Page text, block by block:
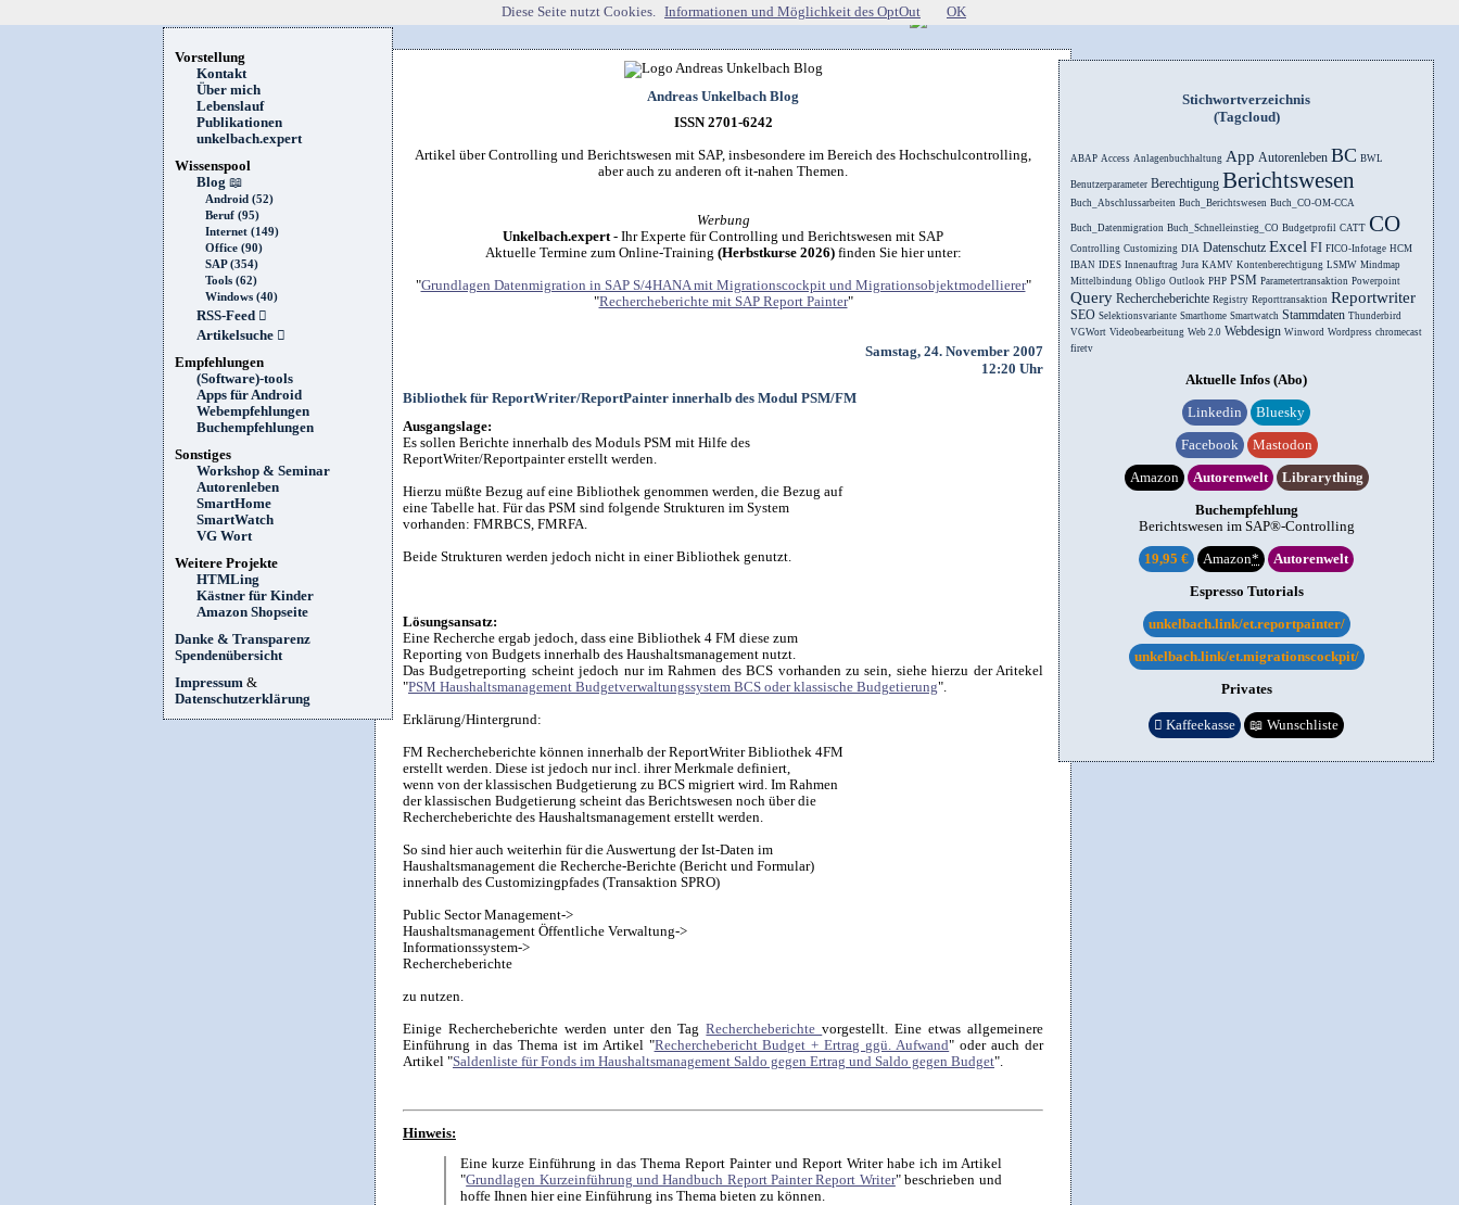
Vorstellung
Kontakt
Über mich
Lebenslauf
Publikationen
unkelbach.expert
Wissenspool
Blog 📖
Android (52)
Beruf (95)
Internet (149)
Office (90)
SAP (354)
Tools (62)
Windows (40)
RSS-Feed 
Artikelsuche 
Empfehlungen
(Software)-tools
Apps für Android
Webempfehlungen
Buchempfehlungen
Sonstiges
Workshop & Seminar
Autorenleben
SmartHome
SmartWatch
VG Wort
Weitere Projekte
HTMLing
Kästner für Kinder
Amazon Shopseite
Danke & Transparenz
Spendenübersicht
Impressum &
Datenschutzerklärung
Andreas Unkelbach Blog
ISSN 2701-6242
Artikel über Controlling und Berichtswesen mit SAP, insbesondere im Bereich des Hochschulcontrolling,
aber auch zu anderen oft it-nahen Themen.
Werbung
Unkelbach.expert- Ihr Experte für Controlling und Berichtswesen mit SAP
Aktuelle Termine zum Online-Training (Herbstkurse 2026)finden Sie hier unter:
"Grundlagen Datenmigration in SAP S/4HANA mit Migrationscockpit und Migrationsobjektmodellierer"
"Rechercheberichte mit SAP Report Painter"
Samstag, 24. November 2007
12:20 Uhr
Bibliothek für ReportWriter/ReportPainter innerhalb des Modul PSM/FM
Ausgangslage:
Es sollen Berichte innerhalb des Moduls PSM mit Hilfe des
ReportWriter/Reportpainter erstellt werden.
Hierzu müßte Bezug auf eine Bibliothek genommen werden, die Bezug auf
eine Tabelle hat. Für das PSM sind folgende Strukturen im System
vorhanden: FMRBCS, FMRFA.
Beide Strukturen werden jedoch nicht in einer Bibliothek genutzt.
Lösungsansatz:
Eine Recherche ergab jedoch, dass eine Bibliothek 4 FM diese zum
Reporting von Budgets innerhalb des Haushaltsmanagement nutzt.
Das Budgetreporting scheint jedoch nur im Rahmen des BCS vorhanden zu sein, siehe hierzu der Aritekel
"PSM Haushaltsmanagement Budgetverwaltungssystem BCS oder klassische Budgetierung".
Erklärung/Hintergrund:
FM Rechercheberichte können innerhalb der ReportWriter Bibliothek 4FM
erstellt werden. Diese ist jedoch nur incl. ihrer Merkmale definiert,
wenn von der klassischen Budgetierung zu BCS migriert wird. Im Rahmen
der klassischen Budgetierung scheint das Berichtswesen noch über die
Rechercheberichte des Haushaltsmanagement erstellt werden.
So sind hier auch weiterhin für die Auswertung der Ist-Daten im
Haushaltsmanagement die Recherche-Berichte (Bericht und Formular)
innerhalb des Customizingpfades (Transaktion SPRO)
Public Sector Management->
Haushaltsmanagement Öffentliche Verwaltung->
Informationssystem->
Rechercheberichte
zu nutzen.
Einige Rechercheberichte werden unter den TagRechercheberichtevorgestellt. Eine etwas allgemeinere
Einführung in das Thema ist im Artikel "Recherchebericht Budget + Ertrag ggü. Aufwand" oder auch der
Artikel "Saldenliste für Fonds im Haushaltsmanagement Saldo gegen Ertrag und Saldo gegen Budget".
Hinweis:
Eine kurze Einführung in das Thema Report Painter und Report Writer habe ich im Artikel
"Grundlagen Kurzeinführung und Handbuch Report Painter Report Writer" beschrieben und
hoffe Ihnen hier eine Einführung ins Thema bieten zu können.
Stichwortverzeichnis
(Tagcloud)
ABAP Access Anlagenbuchhaltung App Autorenleben BC BWL
Benutzerparameter Berechtigung Berichtswesen
Buch_Abschlussarbeiten Buch_Berichtswesen Buch_CO-OM-CCA
Buch_Datenmigration Buch_Schnelleinstieg_CO Budgetprofil CATT CO
Controlling Customizing DIA Datenschutz Excel FI FICO-Infotage HCM
IBAN IDES Innenauftrag Jura KAMV Kontenberechtigung LSMW Mindmap
Mittelbindung Obligo Outlook PHP PSM Parametertransaktion Powerpoint
Query Rechercheberichte Registry Reporttransaktion Reportwriter
SEO Selektionsvariante Smarthome Smartwatch Stammdaten Thunderbird
VGWort Videobearbeitung Web 2.0 Webdesign Winword Wordpress chromecast
firetv
Aktuelle Infos (Abo)
Linkedin Bluesky
Facebook Mastodon
Amazon Autorenwelt Librarything
Buchempfehlung
Berichtswesen im SAP®-Controlling
19,95 € Amazon* Autorenwelt
Espresso Tutorials
unkelbach.link/et.reportpainter/
unkelbach.link/et.migrationscockpit/
Privates
 Kaffeekasse 📖 Wunschliste
Diese Seite nutzt Cookies. Informationen und Möglichkeit des OptOut OK